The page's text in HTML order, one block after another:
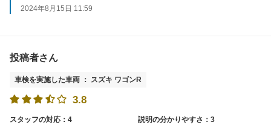
2024年8月15日 11:59
投稿者さん
車検を実施した車両 ： スズキ ワゴンR
3.8
スタッフの対応：4
説明の分かりやすさ：3